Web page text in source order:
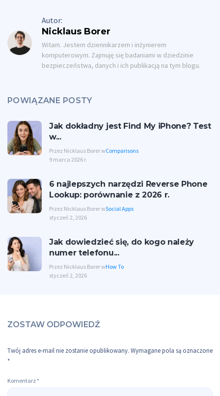
Autor:
Nicklaus Borer
Witam. Jestem dziennikarzem i inżynierem
komputerowym. Zajmuję się badaniami w dziedzinie
bezpieczeństwa, danych i ich publikacją na tym blogu.
POWIĄZANE POSTY
Jak dokładny jest Find My iPhone? Test
w...
Przez Nicklaus Borer wComparisons
9 marca 2026 r.
6 najlepszych narzędzi Reverse Phone
Lookup: porównanie z 2026 r.
Przez Nicklaus Borer wSocial Apps
styczeń 2, 2026
Jak dowiedzieć się, do kogo należy
numer telefonu...
Przez Nicklaus Borer wHow To
styczeń 2, 2026
ZOSTAW ODPOWIEDŹ
Twój adres e-mail nie zostanie opublikowany. Wymagane pola są oznaczone
*
Komentarz *